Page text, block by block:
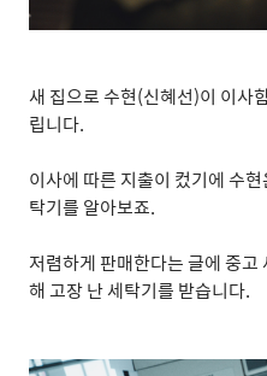
새 집으로 수현(신혜선)이 이사
립니다.
이사에 따른 지출이 컸기에 수
탁기를 알아보죠.
저렴하게 판매한다는 글에 중
해 고장 난 세탁기를 받습니다.